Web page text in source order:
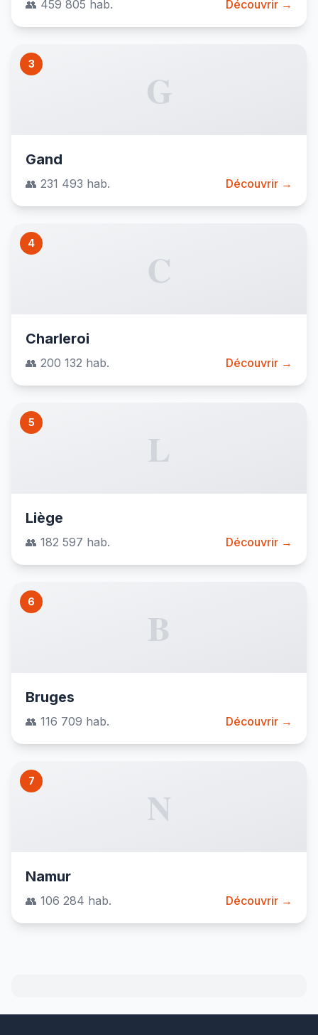
👥 459 805 hab. Découvrir →
3
G
Gand
👥 231 493 hab. Découvrir →
4
C
Charleroi
👥 200 132 hab. Découvrir →
5
L
Liège
👥 182 597 hab. Découvrir →
6
B
Bruges
👥 116 709 hab. Découvrir →
7
N
Namur
👥 106 284 hab. Découvrir →